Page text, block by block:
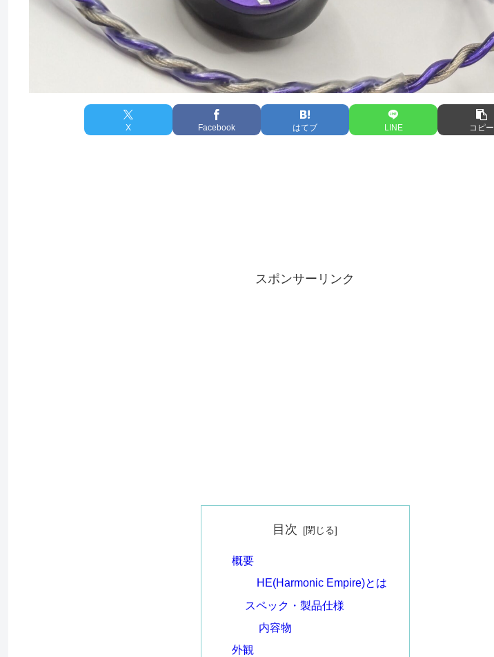
X Facebook はてブ LINE コピー
スポンサーリンク
目次
概要
HE(Harmonic Empire)とは
スペック・製品仕様
内容物
外観